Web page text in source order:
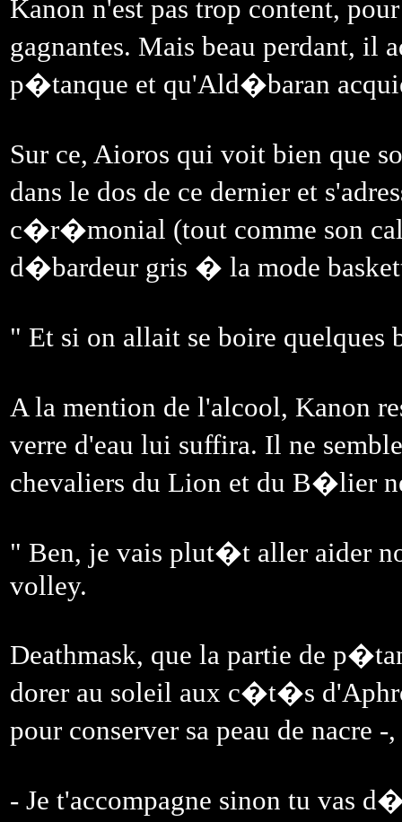
Kanon n'est pas trop content,
gagnantes. Mais beau perdant,
p�tanque et qu'Ald�baran
Sur ce, Aioros qui voit bien que
dans le dos de ce dernier et
c�r�monial (tout comme son
d�bardeur gris � la mode
" Et si on allait se boire
A la mention de l'alcool, Kanon
verre d'eau lui suffira. Il ne
chevaliers du Lion et du B�lier
" Ben, je vais plut�t aller aider
volley.
Deathmask, que la partie de
dorer au soleil aux c�t�s
pour conserver sa peau de
- Je t'accompagne sinon tu vas